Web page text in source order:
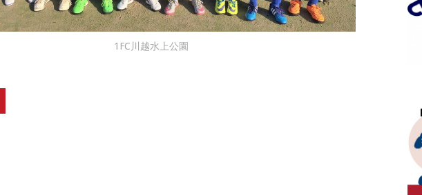
1FC川越水上公園